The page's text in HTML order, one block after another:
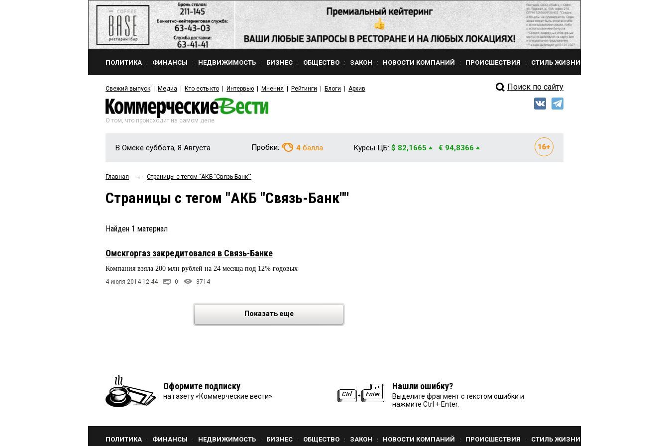
ПОЛИТИКА ФИНАНСЫ НЕДВИЖИМОСТЬ БИЗНЕС ОБЩЕСТВО ЗАКОН НОВОСТИ КОМПАНИЙ ПРОИСШЕСТВИЯ СТИЛЬ ЖИЗНИ
Свежий выпуск Медиа Кто есть кто Интервью Мнения Рейтинги Блоги Архив Поиск по сайту
О том, что происходит на самом деле
В Омске суббота, 8 Августа Пробки: 4 балла Курсы ЦБ: $ 82,1665 € 94,8366
Главная → Страницы c тегом "АКБ "Связь-Банк""
Страницы c тегом "АКБ "Связь-Банк""
Найден 1 материал
Омскгоргаз закредитовался в Связь-Банке
Компания взяла 200 млн рублей на 24 месяца под 12% годовых
4 июля 2014 12:44 0 3714
Показать еще
Оформите подписку
на газету «Коммерческие вести»
Нашли ошибку?
Выделите фрагмент с текстом ошибки и
нажмите Ctrl + Enter.
ПОЛИТИКА ФИНАНСЫ НЕДВИЖИМОСТЬ БИЗНЕС ОБЩЕСТВО ЗАКОН НОВОСТИ КОМПАНИЙ ПРОИСШЕСТВИЯ СТИЛЬ ЖИЗНИ